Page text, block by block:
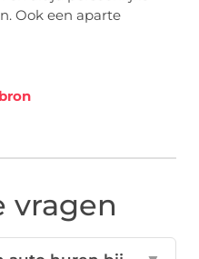
Ook een aparte
vragen